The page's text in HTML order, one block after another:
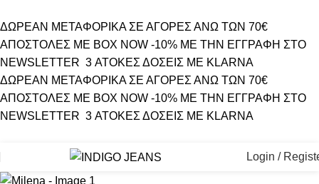
ΔΩΡΕΑΝ ΜΕΤΑΦΟΡΙΚΑ ΣΕ ΑΓΟΡΕΣ ΑΝΩ ΤΩΝ 70€
ΑΠΟΣΤΟΛΕΣ ΜΕ BOX NOW -10% ΜΕ ΤΗΝ ΕΓΓΡΑΦΗ ΣΤΟ
NEWSLETTER 3 ΑΤΟΚΕΣ ΔΟΣΕΙΣ ΜΕ KLARNA
ΔΩΡΕΑΝ ΜΕΤΑΦΟΡΙΚΑ ΣΕ ΑΓΟΡΕΣ ΑΝΩ ΤΩΝ 70€
ΑΠΟΣΤΟΛΕΣ ΜΕ BOX NOW -10% ΜΕ ΤΗΝ ΕΓΓΡΑΦΗ ΣΤΟ
NEWSLETTER 3 ΑΤΟΚΕΣ ΔΟΣΕΙΣ ΜΕ KLARNA
Login /